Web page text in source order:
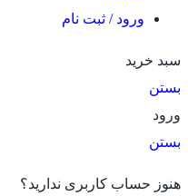
ورود / ثبت نام
سبد خرید
بستن
ورود
بستن
هنوز حساب کاربری ندارید؟